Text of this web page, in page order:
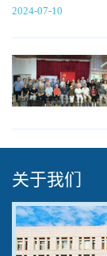
2024-07-10
关于我们